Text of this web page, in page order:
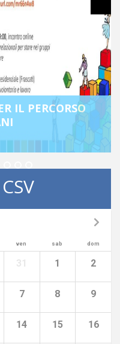
DEGLI UFFICI DEL
ven sab dom
1 2
7 8 9
14 15 16